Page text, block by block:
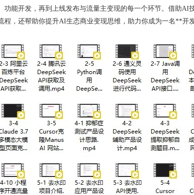
功能开发，再到上线发布与流量主变现的每一个环节。借助AI
程，还帮助你提升AI生态商业变现思维，助力你成为一名**开